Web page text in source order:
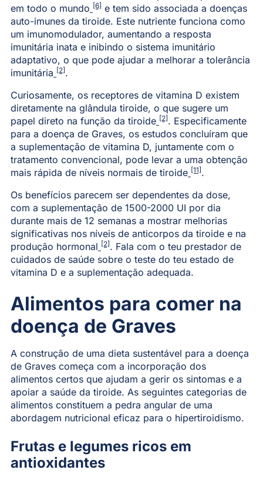
em todo o mundo [6] e tem sido associada a doenças
auto-imunes da tiroide. Este nutriente funciona como
um imunomodulador, aumentando a resposta
imunitária inata e inibindo o sistema imunitário
adaptativo, o que pode ajudar a melhorar a tolerância
imunitária [2] .
Curiosamente, os receptores de vitamina D existem
diretamente na glândula tiroide, o que sugere um
papel direto na função da tiroide [2] . Especificamente
para a doença de Graves, os estudos concluíram que
a suplementação de vitamina D, juntamente com o
tratamento convencional, pode levar a uma obtenção
mais rápida de níveis normais de tiroide [11] .
Os benefícios parecem ser dependentes da dose,
com a suplementação de 1500-2000 UI por dia
durante mais de 12 semanas a mostrar melhorias
significativas nos níveis de anticorpos da tiroide e na
produção hormonal [2] . Fala com o teu prestador de
cuidados de saúde sobre o teste do teu estado de
vitamina D e a suplementação adequada.
Alimentos para comer na
doença de Graves
A construção de uma dieta sustentável para a doença
de Graves começa com a incorporação dos
alimentos certos que ajudam a gerir os sintomas e a
apoiar a saúde da tiroide. As seguintes categorias de
alimentos constituem a pedra angular de uma
abordagem nutricional eficaz para o hipertiroidismo.
Frutas e legumes ricos em
antioxidantes